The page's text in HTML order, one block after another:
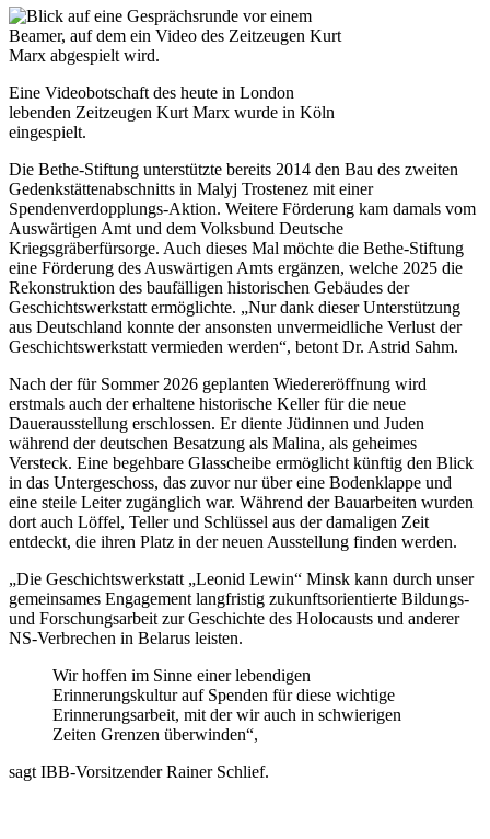
Eine Videobotschaft des heute in London
lebenden Zeitzeugen Kurt Marx wurde in Köln
eingespielt.
Die Bethe-Stiftung unterstützte bereits 2014 den Bau des zweiten
Gedenkstättenabschnitts in Malyj Trostenez mit einer
Spendenverdopplungs-Aktion. Weitere Förderung kam damals vom
Auswärtigen Amt und dem Volksbund Deutsche
Kriegsgräberfürsorge. Auch dieses Mal möchte die Bethe-Stiftung
eine Förderung des Auswärtigen Amts ergänzen, welche 2025 die
Rekonstruktion des baufälligen historischen Gebäudes der
Geschichtswerkstatt ermöglichte. „Nur dank dieser Unterstützung
aus Deutschland konnte der ansonsten unvermeidliche Verlust der
Geschichtswerkstatt vermieden werden“, betont Dr. Astrid Sahm.
Nach der für Sommer 2026 geplanten Wiedereröffnung wird
erstmals auch der erhaltene historische Keller für die neue
Dauerausstellung erschlossen. Er diente Jüdinnen und Juden
während der deutschen Besatzung als Malina, als geheimes
Versteck. Eine begehbare Glasscheibe ermöglicht künftig den Blick
in das Untergeschoss, das zuvor nur über eine Bodenklappe und
eine steile Leiter zugänglich war. Während der Bauarbeiten wurden
dort auch Löffel, Teller und Schlüssel aus der damaligen Zeit
entdeckt, die ihren Platz in der neuen Ausstellung finden werden.
„Die Geschichtswerkstatt „Leonid Lewin“ Minsk kann durch unser
gemeinsames Engagement langfristig zukunftsorientierte Bildungs-
und Forschungsarbeit zur Geschichte des Holocausts und anderer
NS-Verbrechen in Belarus leisten.
Wir hoffen im Sinne einer lebendigen
Erinnerungskultur auf Spenden für diese wichtige
Erinnerungsarbeit, mit der wir auch in schwierigen
Zeiten Grenzen überwinden“,
sagt IBB-Vorsitzender Rainer Schlief.